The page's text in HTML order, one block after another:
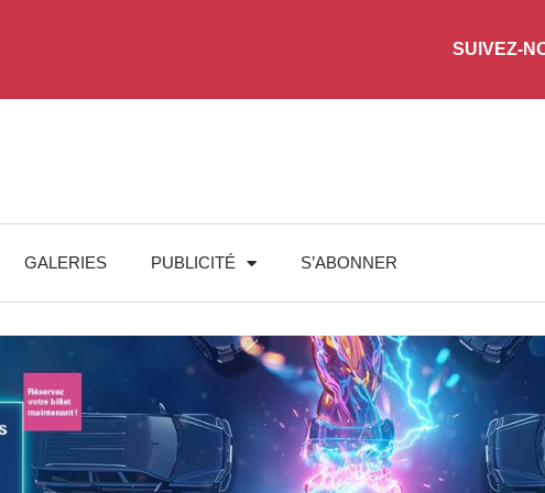
SUIVEZ-
GALERIES PUBLICITÉ S’ABONNER